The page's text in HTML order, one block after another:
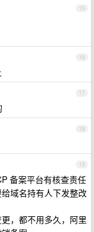
15
16
17
18
19
备案平台有核查责任
域名持有人下发整改
，都不用多久，阿里